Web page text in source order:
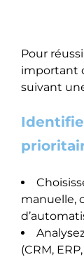
Pour
important
suivant
manuelle,
(CRM,